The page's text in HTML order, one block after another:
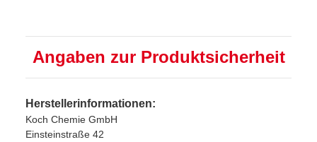
Angaben zur Produktsicherheit
Herstellerinformationen:
Koch Chemie GmbH
Einsteinstraße 42